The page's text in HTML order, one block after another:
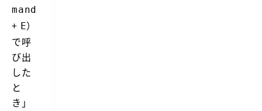
mand
+ E）
で呼
び出
した
と
き」